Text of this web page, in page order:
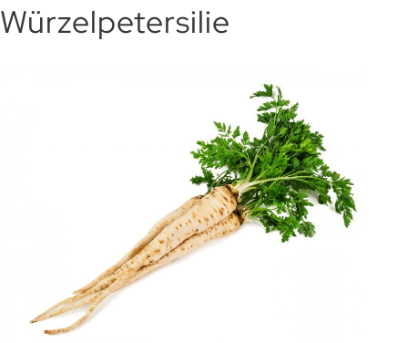
Würzelpetersilie